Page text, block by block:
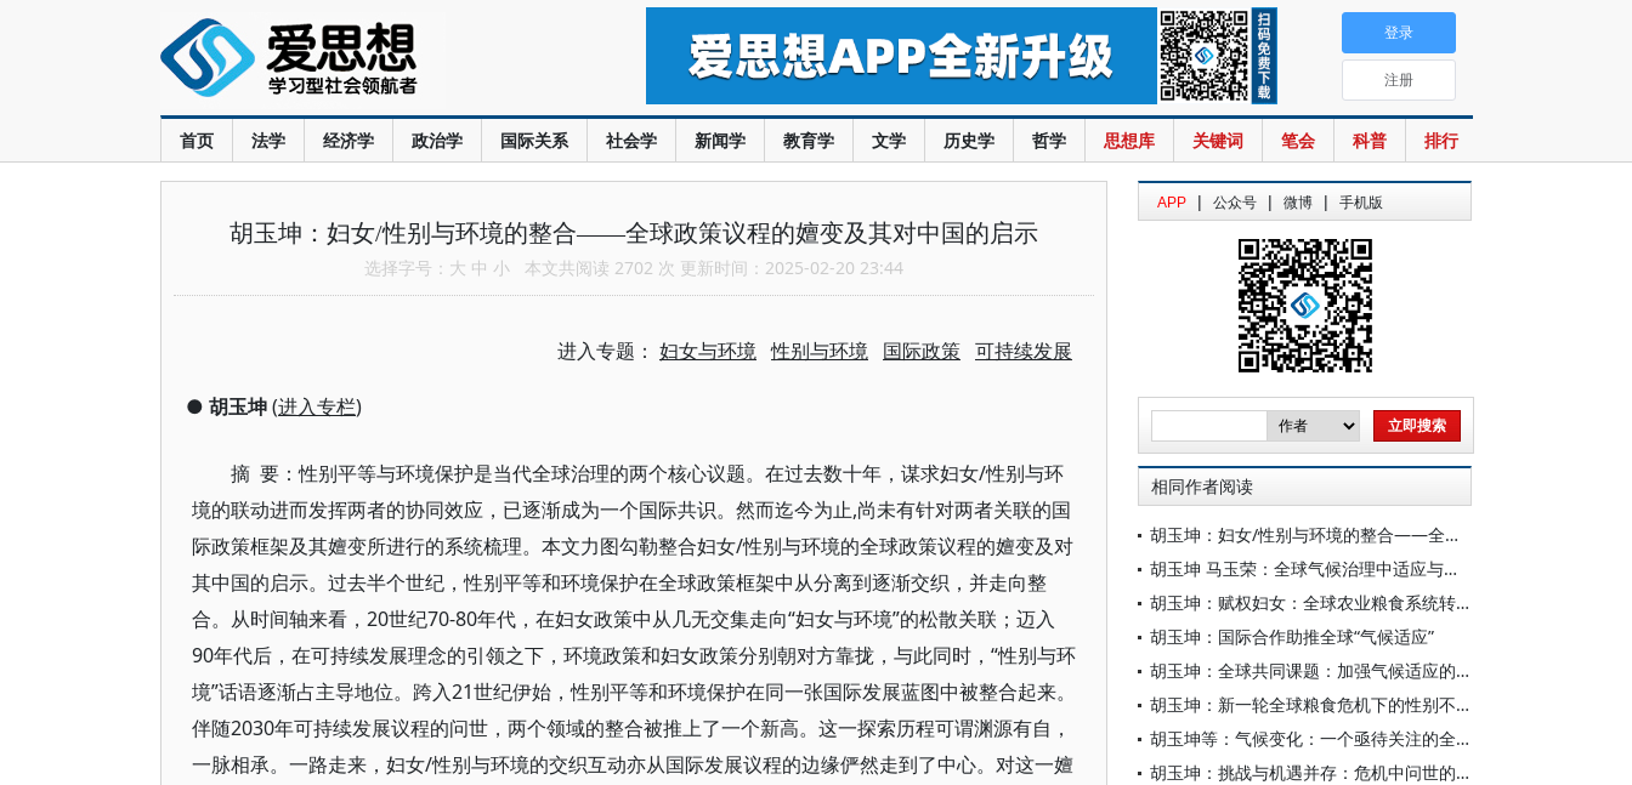
首页 法学 经济学 政治学 国际关系 社会学 新闻学 教育学 文学 历史学 哲学 思想库 关键词 笔会 科普 排行
登录
注册
胡玉坤：妇女/性别与环境的整合——全球政策议程的嬗变及其对中国的启示
选择字号： 大 中 小 本文共阅读 2702 次 更新时间：2025-02-20 23:44
进入专题： 妇女与环境 性别与环境 国际政策 可持续发展
● 胡玉坤(进入专栏)
摘 要：性别平等与环境保护是当代全球治理的两个核心议题。在过去数十年，谋求妇女/性别与环
境的联动进而发挥两者的协同效应，已逐渐成为一个国际共识。然而迄今为止,尚未有针对两者关联的国
际政策框架及其嬗变所进行的系统梳理。本文力图勾勒整合妇女/性别与环境的全球政策议程的嬗变及对
其中国的启示。过去半个世纪，性别平等和环境保护在全球政策框架中从分离到逐渐交织，并走向整
合。从时间轴来看，20世纪70-80年代，在妇女政策中从几无交集走向“妇女与环境”的松散关联；迈入
90年代后，在可持续发展理念的引领之下，环境政策和妇女政策分别朝对方靠拢，与此同时，“性别与环
境”话语逐渐占主导地位。跨入21世纪伊始，性别平等和环境保护在同一张国际发展蓝图中被整合起来。
伴随2030年可持续发展议程的问世，两个领域的整合被推上了一个新高。这一探索历程可谓渊源有自，
一脉相承。一路走来，妇女/性别与环境的交织互动亦从国际发展议程的边缘俨然走到了中心。对这一嬗
APP | 公众号 | 微博 | 手机版
相同作者阅读
胡玉坤：妇女/性别与环境的整合——全球政策议程的嬗变及其对中国的启示
胡玉坤 马玉荣：全球气候治理中适应与减缓长期失衡的后果与前景
胡玉坤：赋权妇女：全球农业粮食系统转型题的核心问题
胡玉坤：国际合作助推全球“气候适应”
胡玉坤：全球共同课题：加强气候适应的能力建设
胡玉坤：新一轮全球粮食危机下的性别不平等及其应对之策
胡玉坤等：气候变化：一个亟待关注的全球健康威胁
胡玉坤：挑战与机遇并存：危机中问世的全球气候议程